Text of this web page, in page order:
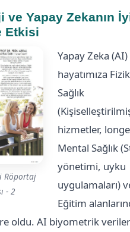
ve Yapay Zekanın
Etkisi
Röportaj
- 2
Yapay Zeka (AI)
hayatımıza
Sağlık
hizmetler,
Mental Sağlık
yönetimi, uyku
uygulamaları)
Eğitim
oldu. AI biyometrik veriler